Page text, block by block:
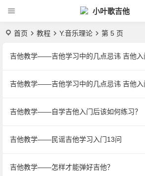
小叶歌吉他
首页 教程 Y.音乐理论 第 5 页
吉他教学——自学吉他入门后该如何练习？
吉他教学——民谣吉他学习入门13问
吉他教学——怎样才能弹好吉他？